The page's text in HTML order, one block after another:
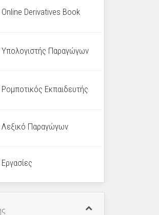
Online Derivatives Book
Υπολογιστής Παραγώγων
Ρομποτικός Εκπαιδευτής
Λεξικό Παραγώγων
Εργασίες